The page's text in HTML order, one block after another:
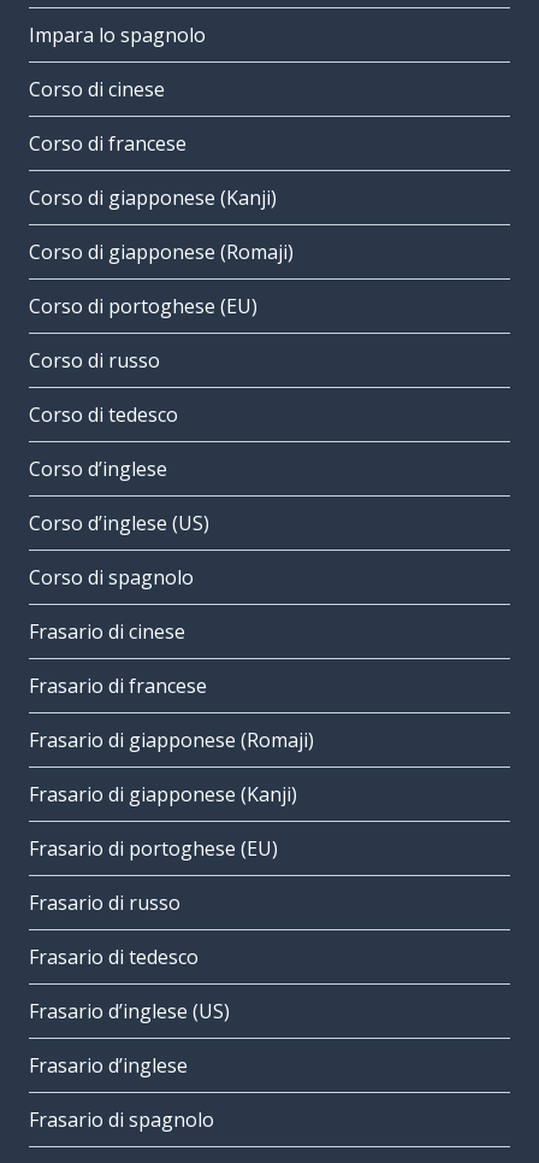
Impara lo spagnolo
Corso di cinese
Corso di francese
Corso di giapponese (Kanji)
Corso di giapponese (Romaji)
Corso di portoghese (EU)
Corso di russo
Corso di tedesco
Corso d’inglese
Corso d’inglese (US)
Corso di spagnolo
Frasario di cinese
Frasario di francese
Frasario di giapponese (Romaji)
Frasario di giapponese (Kanji)
Frasario di portoghese (EU)
Frasario di russo
Frasario di tedesco
Frasario d’inglese (US)
Frasario d’inglese
Frasario di spagnolo